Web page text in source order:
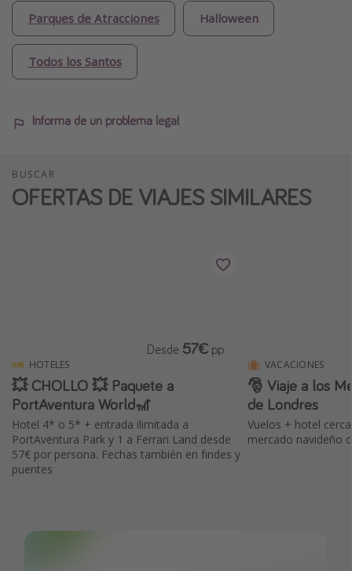
Parques de Atracciones Halloween
Todos los Santos
Informa de un problema legal
BUSCAR
OFERTAS DE VIAJES SIMILARES
HOTELES
💥 CHOLLO 💥 Paquete a
PortAventura World🎢
Hotel 4* o 5* + entrada ilimitada a
PortAventura Park y 1 a Ferrari Land desde
57€ por persona. Fechas también en findes y
puentes
Desde 57€ pp
VACACIONES
🎅 Viaje a los
de Londres
Vuelos + hotel
mercado navideño